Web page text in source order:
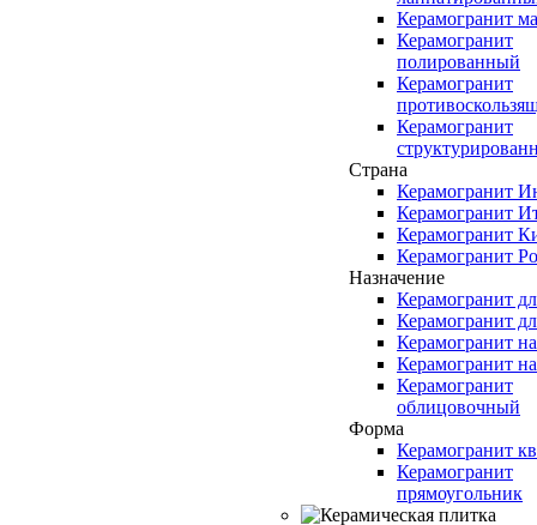
Керамогранит
Керамогранит
полированный
Керамогранит
Керамогранит
Страна
Керамогранит
Керамогранит
Керамогранит
Керамогранит
Назначение
Керамогранит
Керамогранит
Керамогранит
Керамогранит
Керамогранит
облицовочный
Форма
Керамогранит
Керамогранит
прямоугольник